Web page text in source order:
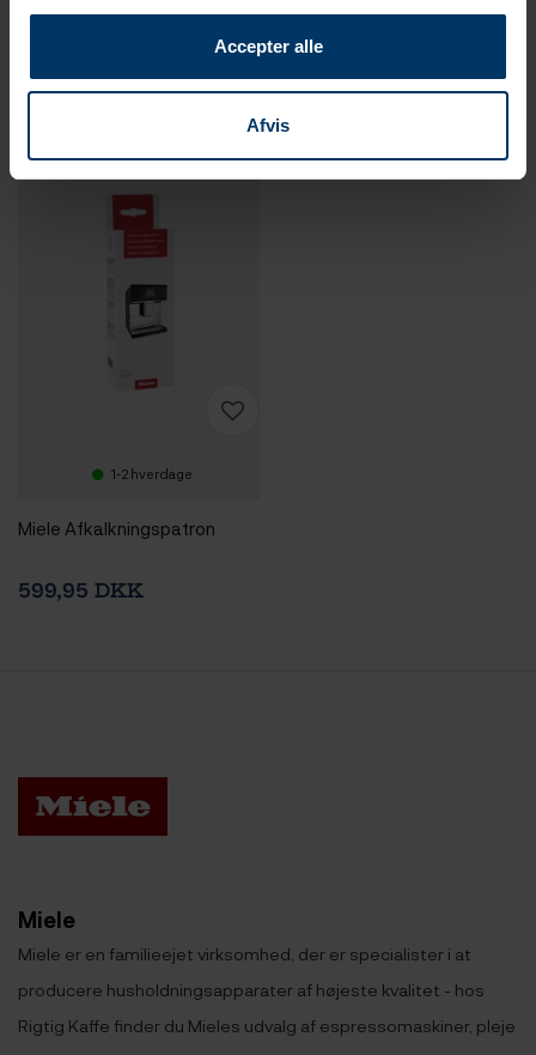
Accepter alle
Afvis
Miele Rengøringstabs 10 stk
169,95 DKK
Miele Mælkerens 100 stk
299,95 DKK
1-2 hverdage
Miele Afkalkningspatron
599,95 DKK
Miele
Miele er en familieejet virksomhed, der er specialister i at
producere husholdningsapparater af højeste kvalitet - hos
Rigtig Kaffe finder du Mieles udvalg af espressomaskiner, pleje